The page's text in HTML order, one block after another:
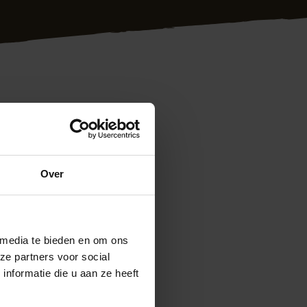
Over
te bieden en om ons
partners voor social
die u aan ze heeft
plaatsen
gewoon even
vrijblijvend met
Ook
5 minuten kunt